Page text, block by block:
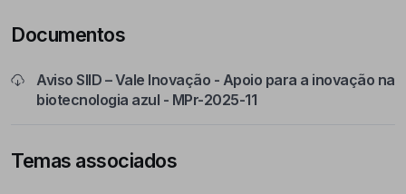
Documentos
Aviso SIID – Vale Inovação - Apoio para a inovação na
biotecnologia azul - MPr-2025-11
Temas associados